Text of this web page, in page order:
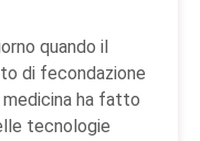
quando il
di fecondazione
ha fatto
tecnologie